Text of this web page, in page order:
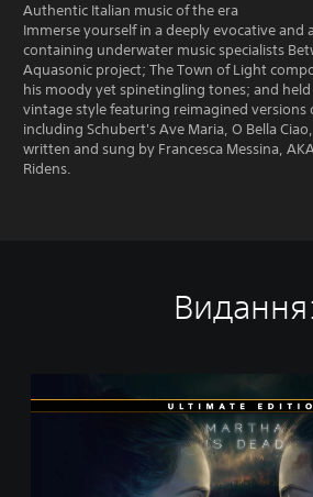
Authentic Italian music of the era
Immerse yourself in a deeply evocative
containing underwater music specialists
Aquasonic project; The Town of Light
his moody yet spinetingling tones; and
vintage style featuring reimagined versions
including Schubert's Ave Maria, O Bella
written and sung by Francesca Messina,
Ridens.
Видання:
l